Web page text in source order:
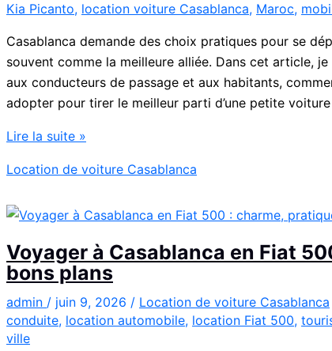
Kia Picanto, location voiture Casablanca, Maroc,
Casablanca demande des choix pratiques pour se
souvent comme la meilleure alliée. Dans cet article,
aux conducteurs de passage et aux habitants,
adopter pour tirer le meilleur parti d’une petite
louez
:
Kia
à
Casablanca
pour
vos
déplacements
Lire la suite »
Location de voiture Casablanca
Voyager à Casablanca en Fiat
bons plans
admin / juin 9, 2026 / Location de voiture Casablanca
conduite, location automobile, location Fiat 500,
ville